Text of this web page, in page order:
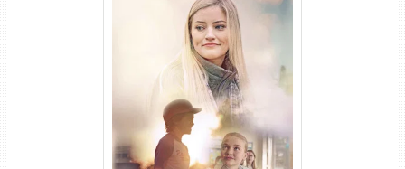
Uma Amizade para Recordar
Torrent (2025) WEB-DL 1080p
Dual Áudio